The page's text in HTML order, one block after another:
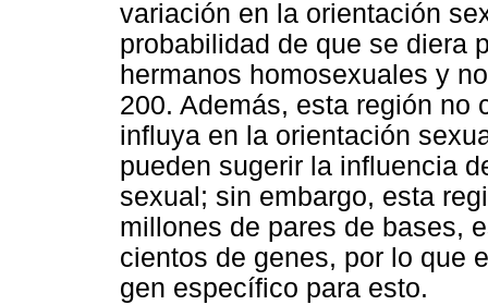
variación en la orientación
probabilidad de que se diera
hermanos homosexuales y
200. Además, esta región no
influya en la orientación
pueden sugerir la influencia
sexual; sin embargo, esta
millones de pares de bases,
cientos de genes, por lo que
gen específico para esto.